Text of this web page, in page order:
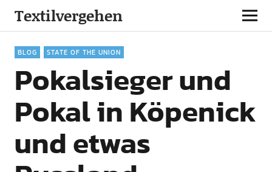
Textilvergehen
BLOG STATE OF THE UNION
Pokalsieger und
Pokal in Köpenick
und etwas